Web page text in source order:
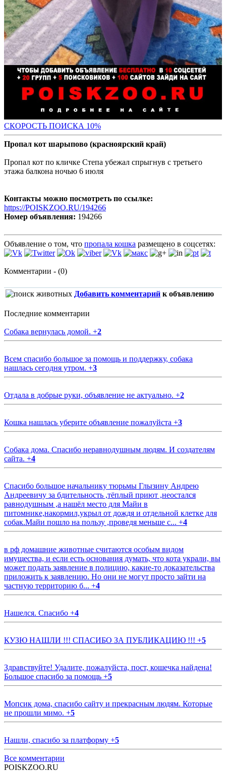
СКОРОСТЬ ПОИСКА 10%
Пропал кот шарыпово (красноярский край)
Пропал кот по кличке Степа убежал спрыгнув с третьего
этажа балкона ночью 6 июля
Контакты можно посмотреть по ссылке:
https://POISKZOO.RU/194266
Номер объявления: 194266
Объявление о том, что пропала кошка размещено в соцсетях:
Комментарии - (0)
Добавить комментарий к объявлению
Последние комментарии
Собака вернулась домой. +2
Всем спасибо большое за помощь и поддержку, собака
нашлась сегодня утром. +3
Отдала в добрые руки, объявление не актуально. +2
Кошка нашлась уберите объявление пожалуйста +3
Собака дома. Спасибо неравнодушным людям. И создателям
сайта. +4
Спасибо большое начальнику тюрьмы Глызину Андрею
Андреевичу за бдительность ,тёплый приют ,неостался
равнодушным ,а нашёл место для Майи в
питомнике,накормил,укрыл от дождя и отдельной клетке для
собак.Майи пошло на пользу ,проведя меньше с... +4
в рф домашние животные считаются особым видом
имущества, и если есть основания думать, что кота украли, вы
может подать заявление в полицию, какие-то доказательства
приложить к заявлению. Но они не могут просто зайти на
частную территорию б... +4
Нашелся. Спасибо +4
КУЗЮ НАШЛИ !!! СПАСИБО ЗА ПУБЛИКАЦИЮ !!! +5
Здравствуйте! Удалите, пожалуйста, пост, кошечка найдена!
Большое спасибо за помощь +5
Мопсик дома, спасибо сайту и прекрасным людям. Которые
не прошли мимо. +5
Нашли, спасибо за платформу +5
Все комментарии
POISKZOO.RU